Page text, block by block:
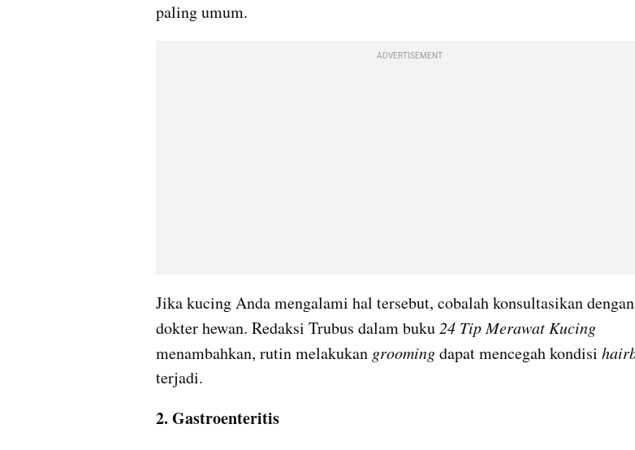
paling umum.
ADVERTISEMENT
Jika kucing Anda mengalami hal tersebut, cobalah konsultasikan dengan
dokter hewan. Redaksi Trubus dalam buku 24 Tip Merawat Kucing
menambahkan, rutin melakukan grooming dapat mencegah kondisi
terjadi.
2. Gastroenteritis